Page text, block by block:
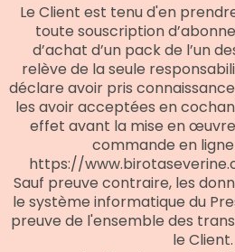
Le Client est tenu d'en
toute souscription
d’achat d’un pack de l’un
relève de la seule
déclare avoir pris
les avoir acceptées en
effet avant la mise en
commande en
https://
Sauf preuve contraire, les
le système informatique du
preuve de l'ensemble des
le Client.